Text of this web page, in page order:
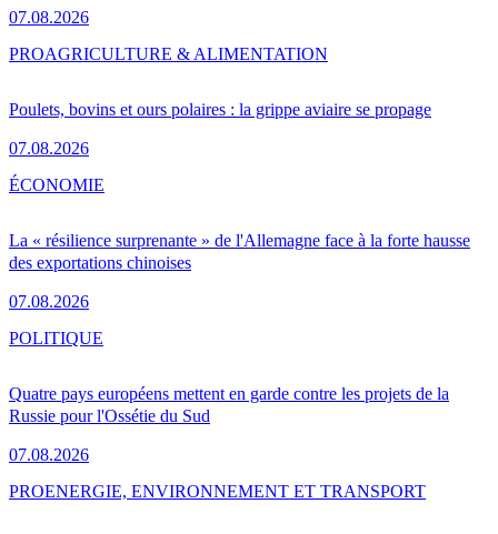
07.08.2026
Poulets, bovins et ours polaires : la grippe aviaire se propage
07.08.2026
PROAGRICULTURE & ALIMENTATION
La « résilience surprenante » de l'Allemagne face à la forte hausse
des exportations chinoises
07.08.2026
ÉCONOMIE
Quatre pays européens mettent en garde contre les projets de la
Russie pour l'Ossétie du Sud
07.08.2026
POLITIQUE
PROENERGIE, ENVIRONNEMENT ET TRANSPORT